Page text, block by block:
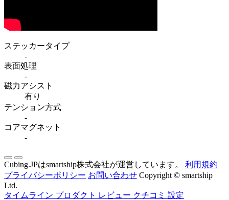
ステッカータイプ
-
表面処理
-
磁力アシスト
有り
テンション方式
-
コアマグネット
-
Cubing.JPはsmartship株式会社が運営しています。
利用規約
プライバシーポリシー お問い合わせ Copyright © smartship
Ltd.
タイムライン プロダクト レビュー クチコミ 設定